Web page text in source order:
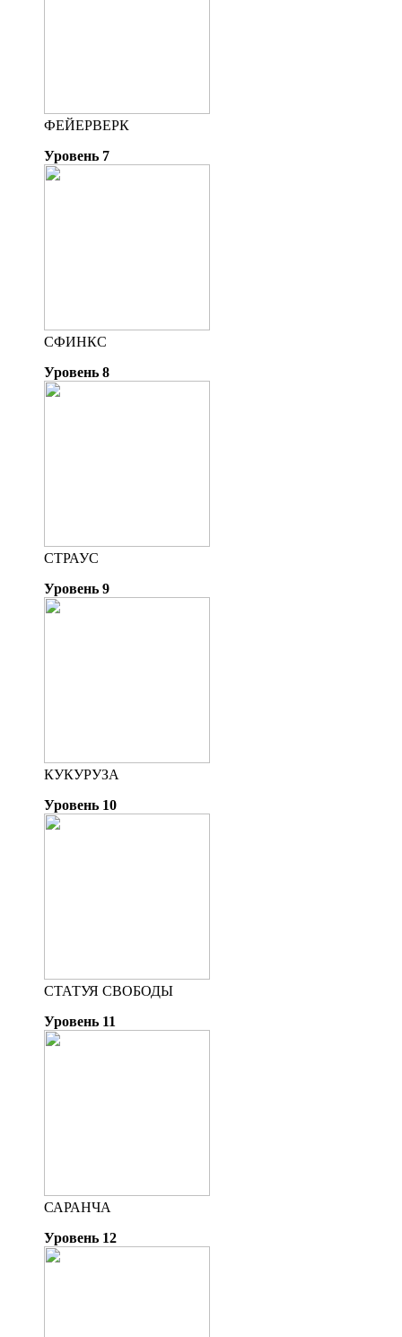
ФЕЙЕРВЕРК
Уровень 7
СФИНКС
Уровень 8
СТРАУС
Уровень 9
КУКУРУЗА
Уровень 10
СТАТУЯ СВОБОДЫ
Уровень 11
САРАНЧА
Уровень 12